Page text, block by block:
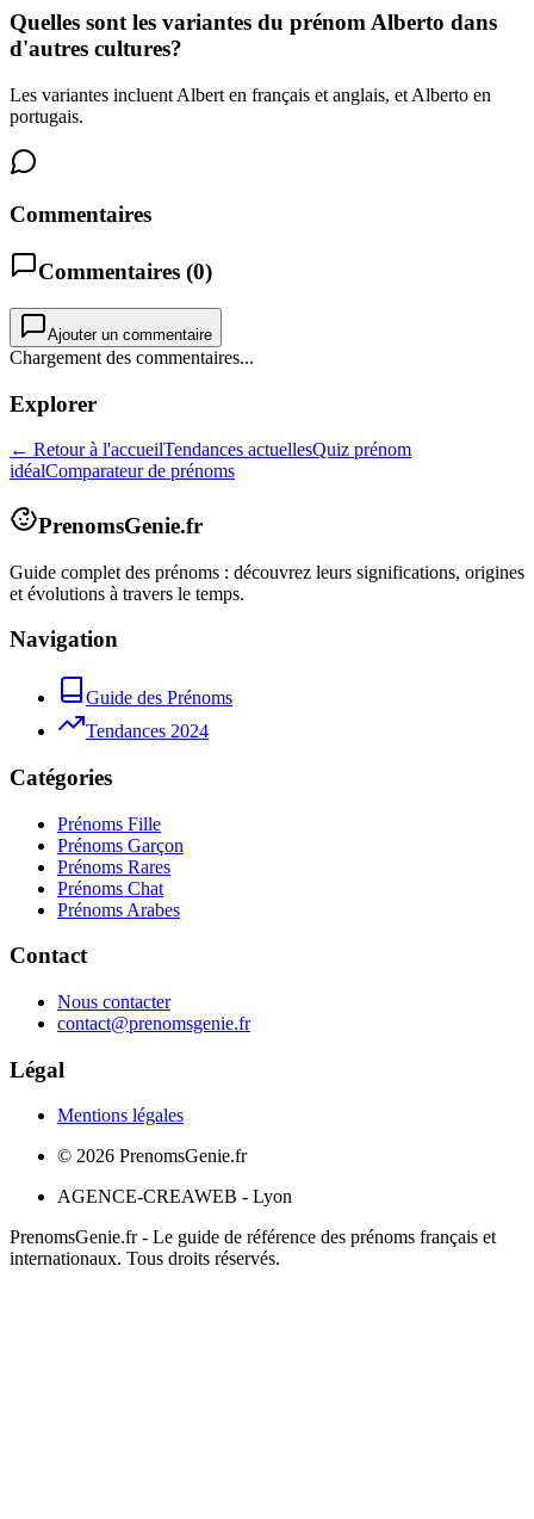
Quelles sont les variantes du prénom Alberto dans
d'autres cultures?
Les variantes incluent Albert en français et anglais, et Alberto en
portugais.
Commentaires
Commentaires (0)
Ajouter un commentaire
Chargement des commentaires...
Explorer
← Retour à l'accueilTendances actuellesQuiz prénom
idéalComparateur de prénoms
PrenomsGenie.fr
Guide complet des prénoms : découvrez leurs significations, origines
et évolutions à travers le temps.
Navigation
Guide des Prénoms
Tendances 2024
Catégories
Prénoms Fille
Prénoms Garçon
Prénoms Rares
Prénoms Chat
Prénoms Arabes
Contact
Nous contacter
contact@prenomsgenie.fr
Légal
Mentions légales
© 2026 PrenomsGenie.fr
AGENCE-CREAWEB - Lyon
PrenomsGenie.fr - Le guide de référence des prénoms français et
internationaux. Tous droits réservés.